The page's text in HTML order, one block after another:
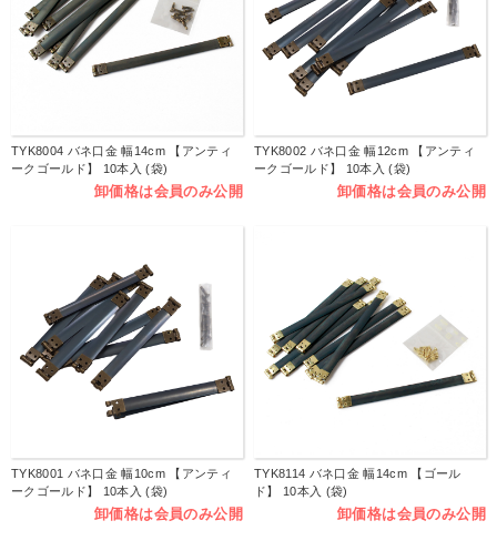
TYK8004 バネ口金 幅14cm 【アンティ
ークゴールド】 10本入 (袋)
卸価格は会員のみ公開
TYK8002 バネ口金 幅12cm 【アンティ
ークゴールド】 10本入 (袋)
卸価格は会員のみ公開
TYK8001 バネ口金 幅10cm 【アンティ
ークゴールド】 10本入 (袋)
卸価格は会員のみ公開
TYK8114 バネ口金 幅14cm 【ゴール
ド】 10本入 (袋)
卸価格は会員のみ公開